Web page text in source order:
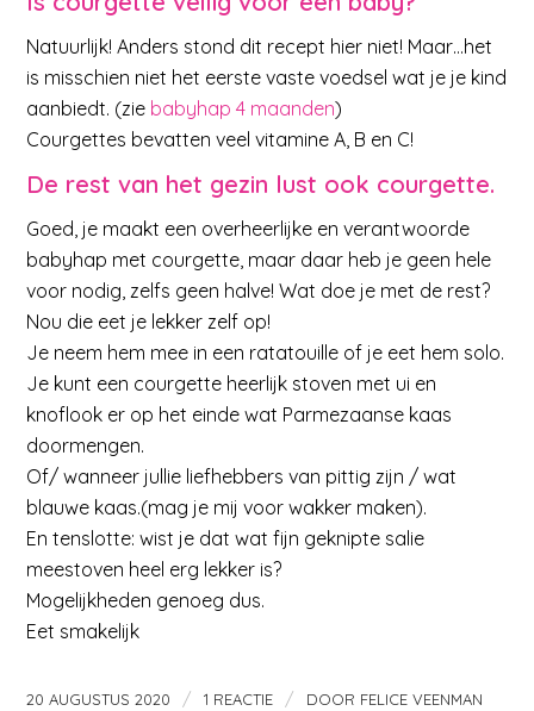
Natuurlijk! Anders stond dit recept hier niet! Maar…het
is misschien niet het eerste vaste voedsel wat je je kind
aanbiedt. (zie babyhap 4 maanden)
Courgettes bevatten veel vitamine A, B en C!
De rest van het gezin lust ook courgette.
Goed, je maakt een overheerlijke en verantwoorde
babyhap met courgette, maar daar heb je geen hele
voor nodig, zelfs geen halve! Wat doe je met de rest?
Nou die eet je lekker zelf op!
Je neem hem mee in een ratatouille of je eet hem solo.
Je kunt een courgette heerlijk stoven met ui en
knoflook er op het einde wat Parmezaanse kaas
doormengen.
Of/ wanneer jullie liefhebbers van pittig zijn / wat
blauwe kaas.(mag je mij voor wakker maken).
En tenslotte: wist je dat wat fijn geknipte salie
meestoven heel erg lekker is?
Mogelijkheden genoeg dus.
Eet smakelijk
20 AUGUSTUS 2020 / 1 REACTIE / DOOR FELICE VEENMAN